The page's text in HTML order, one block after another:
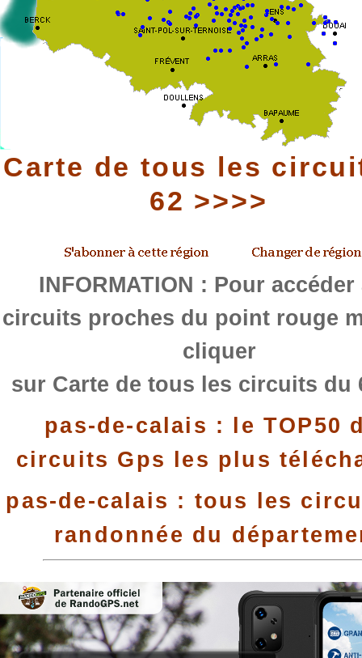
Carte de tous les
62 >>>>
INFORMATION : Pour accéder
circuits proches du point rouge
cliquer
sur Carte de tous les circuits du
pas-de-calais : le TOP50
circuits Gps les plus
pas-de-calais : tous les
randonnée du